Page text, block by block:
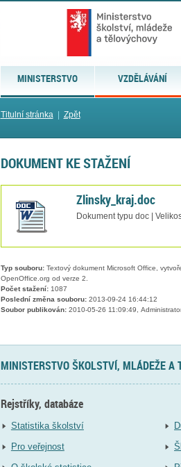
MINISTERSTVO VZDĚLÁVÁNÍ
Titulní stránka| Zpět
DOKUMENT KE STAŽENÍ
Zlinsky_kraj.doc
Dokument typu doc |
Typ souboru:Textový dokument Microsoft Office,
OpenOffice.org od verze 2.
Počet stažení:1087
Poslední změna souboru:2013-09-24 16:44:12
Soubor publikován:2010-05-26 11:09:49,
MINISTERSTVO ŠKOLSTVÍ, MLÁDEŽE A
Rejstříky, databáze
Statistika školství
Pro veřejnost